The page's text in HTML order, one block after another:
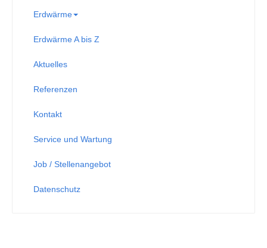
Erdwärme
Erdwärme A bis Z
Aktuelles
Referenzen
Kontakt
Service und Wartung
Job / Stellenangebot
Datenschutz